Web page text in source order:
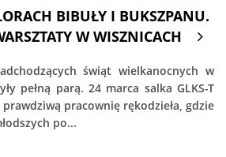
BIBUŁY I BUKSZPANU.
W WISZNICACH
świąt wielkanocnych w
pełną parą. 24 marca salka GLKS-T
pracownię rękodzieła, gdzie
po...